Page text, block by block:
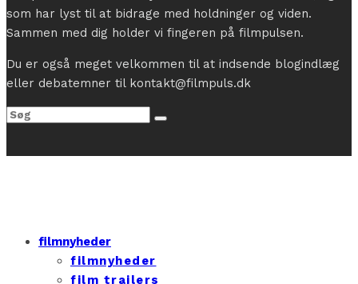
som har lyst til at bidrage med holdninger og viden.
Sammen med dig holder vi fingeren på filmpulsen.
Du er også meget velkommen til at indsende blogindlæg
eller debatemner til kontakt@filmpuls.dk
filmnyheder
filmnyheder
film trailers